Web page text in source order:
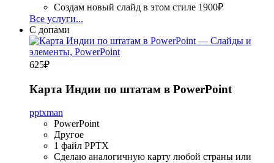
Создам новый слайд в этом стиле 1900₽
Все услуги...
С допами
625₽
Карта Индии по штатам в PowerPoint
pptxman
PowerPoint
Другое
1 файл PPTX
Сделаю аналогичную карту любой страны или